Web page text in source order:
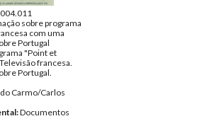
sobre programa
com uma
Portugal
"Point et
francesa.
Portugal.
Carmo/Carlos
Documentos